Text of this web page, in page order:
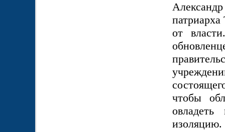
патриарха
от
чтобы